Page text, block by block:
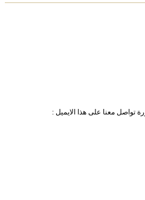
معنا على هذا الايميل :